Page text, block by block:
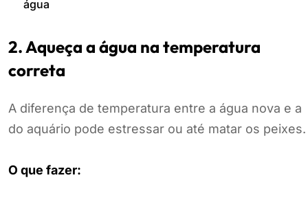
água
2. Aqueça a água na temperatura
correta
A diferença de temperatura entre a água nova e a
do aquário pode estressar ou até matar os peixes.
O que fazer: